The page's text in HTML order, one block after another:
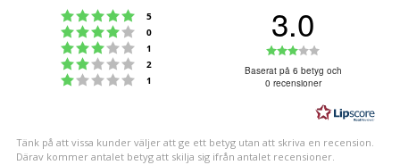
Betyg: 5 utav 5 stjärnor
5
Betyg: 4 utav 5 stjärnor
0
Betyg: 3 utav 5 stjärnor
1
Betyg: 2 utav 5 stjärnor
2
Betyg: 1 utav 5 stjärnor
1
3.0
3.0
utav
5
stjärnor
Baserat på 6 betyg och
0 recensioner
Tänk på att vissa kunder väljer att ge ett betyg utan att skriva en recension.
Därav kommer antalet betyg att skilja sig ifrån antalet recensioner.